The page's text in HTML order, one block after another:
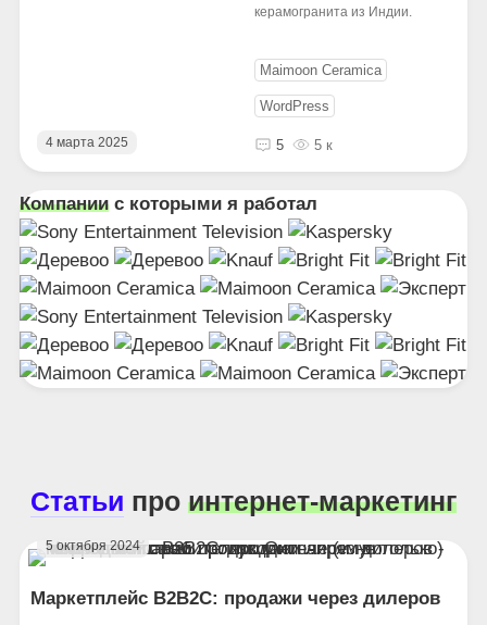
4 марта 2025
керамогранита из Индии.
Maimoon Ceramica
WordPress
5 5 к
Компаниис которыми я работал
Статьи про интернет-маркетинг
5 октября 2024
Маркетплейс B2B2C: продажи через дилеров